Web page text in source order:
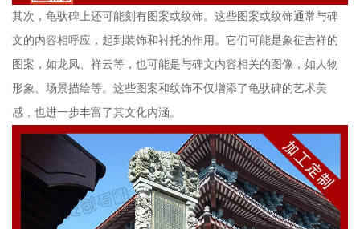
其次，龟驮碑上还可能刻有图案或纹饰。这些图案或纹饰通常与碑
文的内容相呼应，起到装饰和衬托的作用。它们可能是象征吉祥的
图案，如龙凤、祥云等，也可能是与碑文内容相关的图像，如人物
形象、场景描绘等。这些图案和纹饰不仅增添了龟驮碑的艺术美
感，也进一步丰富了其文化内涵。